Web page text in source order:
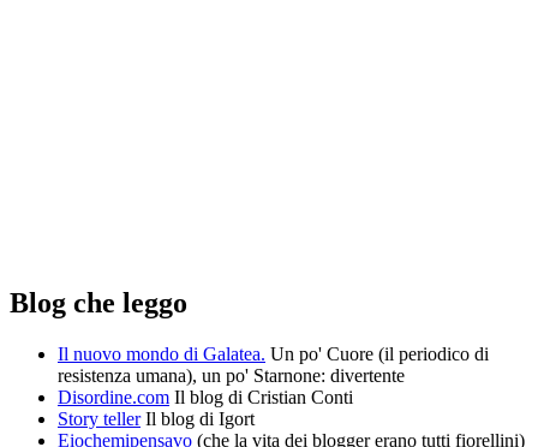
Blog che leggo
Il nuovo mondo di Galatea. Un po' Cuore (il periodico di
resistenza umana), un po' Starnone: divertente
Disordine.com Il blog di Cristian Conti
Story tellerIl blog di Igort
Eiochemipensavo (che la vita dei blogger erano tutti fiorellini)